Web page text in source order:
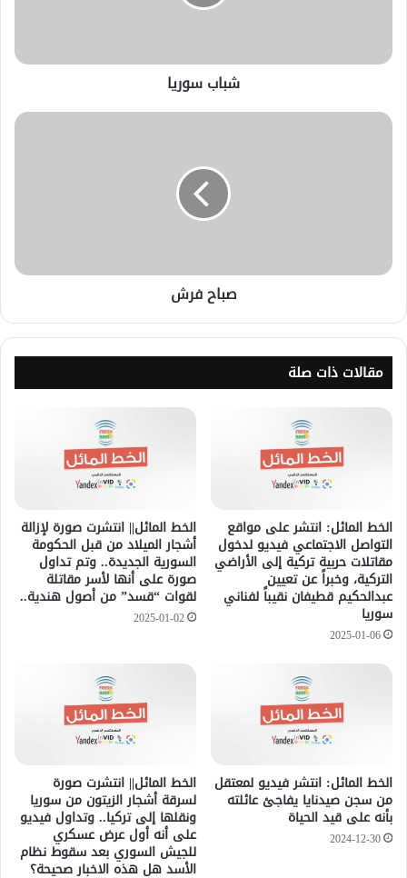
شباب سوريا
صباح فرش
مقالات ذات صلة
الخط المائل: انتشر على مواقع
التواصل الاجتماعي فيديو لدخول
مقاتلات حربية تركية إلى الأراضي
التركية، وخبراً عن تعيين
عبدالحكيم قطيفان نقيباً لفناني
سوريا
2025-01-06
الخط المائل|| انتشرت صورة لإزالة
أشجار الميلاد من قبل الحكومة
السورية الجديدة.. وتم تداول
صورة على أنها لأسر مقاتلة
لقوات “قسد” من أصول هندية..
2025-01-02
الخط المائل: انتشر فيديو لمعتقل
من سجن صيدنايا يفاجئ عائلته
بأنه على قيد الحياة
2024-12-30
الخط المائل|| انتشرت صورة
لسرقة أشجار الزيتون من سوريا
ونقلها إلى تركيا.. وتداول فيديو
على أنه أول عرض عسكري
للجيش السوري بعد سقوط نظام
الأسد هل هذه الاخبار صحيحة؟